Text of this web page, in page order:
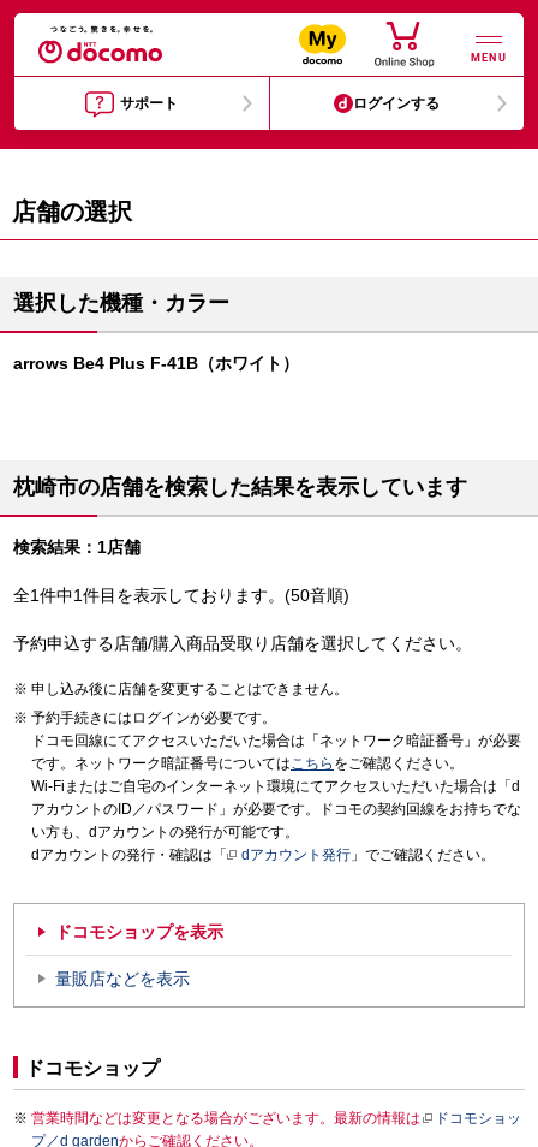
MENU
サポート ログインする
店舗の選択
選択した機種・カラー
arrows Be4 Plus F-41B（ホワイト）
枕崎市の店舗を検索した結果を表示しています
検索結果：1店舗
全1件中1件目を表示しております。(50音順)
予約申込する店舗/購入商品受取り店舗を選択してください。
申し込み後に店舗を変更することはできません。
予約手続きにはログインが必要です。
ドコモ回線にてアクセスいただいた場合は「ネットワーク暗証番号」が必要
です。ネットワーク暗証番号についてはこちら をご確認ください。
Wi-Fiまたはご自宅のインターネット環境にてアクセスいただいた場合は「d
アカウントのID／パスワード」が必要です。ドコモの契約回線をお持ちでな
い方も、dアカウントの発行が可能です。
dアカウントの発行・確認は「
dアカウント発行 」でご確認ください。
ドコモショップを表示
量販店などを表示
ドコモショップ
営業時間などは変更となる場合がございます。最新の情報は
ドコモショッ
プ／d gardenからご確認ください。